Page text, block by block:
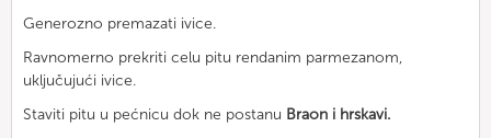
Generozno premazati ivice.
Ravnomerno prekriti celu pitu rendanim parmezanom,
uključujući ivice.
Staviti pitu u pećnicu dok ne postanu Braon i hrskavi.